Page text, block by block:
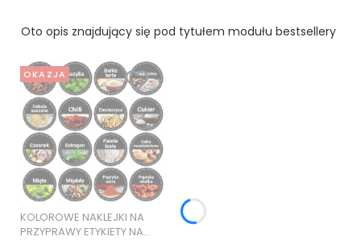
Oto opis znajdujący się pod tytułem modułu bestsellery
OKAZJA
KOLOROWE NAKLEJKI NA
PRZYPRAWY ETYKIETY NA